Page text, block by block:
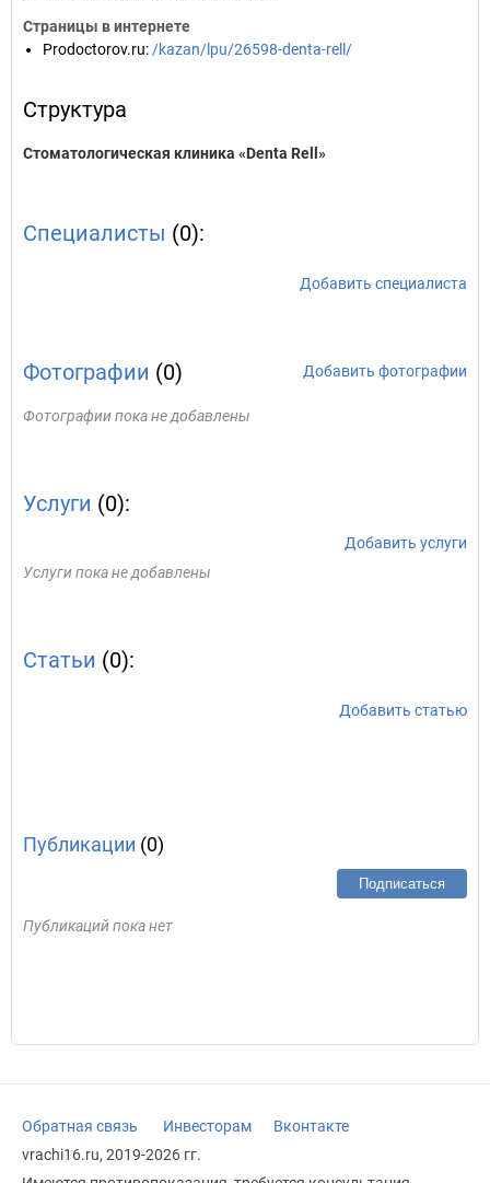
Страницы в интернете
Prodoctorov.ru: /kazan/lpu/26598-denta-rell/
Структура
Стоматологическая клиника «Denta Rell»
Специалисты (0):
Добавить специалиста
Фотографии (0) Добавить фотографии
Фотографии пока не добавлены
Услуги (0):
Добавить услуги
Услуги пока не добавлены
Статьи (0):
Добавить статью
Публикации (0)
Подписаться
Публикаций пока нет
Обратная связь Инвесторам
Вконтакте
vrachi16.ru, 2019-2026 гг.